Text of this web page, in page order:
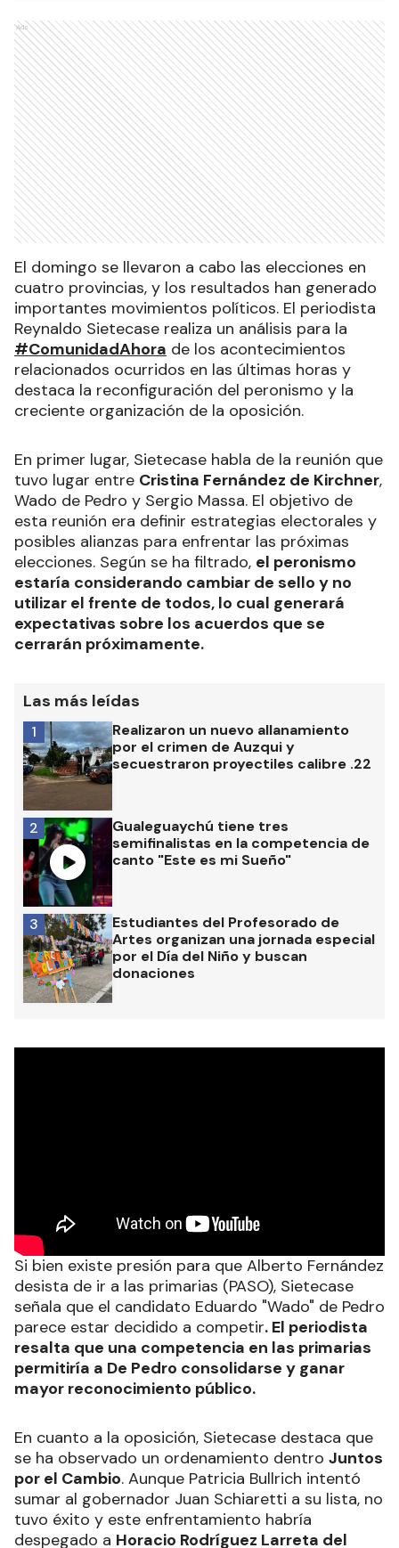
Ads
El domingo se llevaron a cabo las elecciones en
cuatro provincias, y los resultados han generado
importantes movimientos políticos. El periodista
Reynaldo Sietecase realiza un análisis para la
#ComunidadAhora de los acontecimientos
relacionados ocurridos en las últimas horas y
destaca la reconfiguración del peronismo y la
creciente organización de la oposición.
En primer lugar, Sietecase habla de la reunión que
tuvo lugar entre Cristina Fernández de Kirchner,
Wado de Pedro y Sergio Massa. El objetivo de
esta reunión era definir estrategias electorales y
posibles alianzas para enfrentar las próximas
elecciones. Según se ha filtrado, el peronismo
estaría considerando cambiar de sello y no
utilizar el frente de todos, lo cual generará
expectativas sobre los acuerdos que se
cerrarán próximamente.
Las más leídas
Realizaron un nuevo allanamiento
por el crimen de Auzqui y
secuestraron proyectiles calibre .22
1
Gualeguaychú tiene tres
semifinalistas en la competencia de
canto "Este es mi Sueño"
2
Estudiantes del Profesorado de
Artes organizan una jornada especial
por el Día del Niño y buscan
donaciones
3
Si bien existe presión para que Alberto Fernández
desista de ir a las primarias (PASO), Sietecase
señala que el candidato Eduardo "Wado" de Pedro
parece estar decidido a competir. El periodista
resalta que una competencia en las primarias
permitiría a De Pedro consolidarse y ganar
mayor reconocimiento público.
En cuanto a la oposición, Sietecase destaca que
se ha observado un ordenamiento dentro Juntos
por el Cambio. Aunque Patricia Bullrich intentó
sumar al gobernador Juan Schiaretti a su lista, no
tuvo éxito y este enfrentamiento habría
despegado a Horacio Rodríguez Larreta del